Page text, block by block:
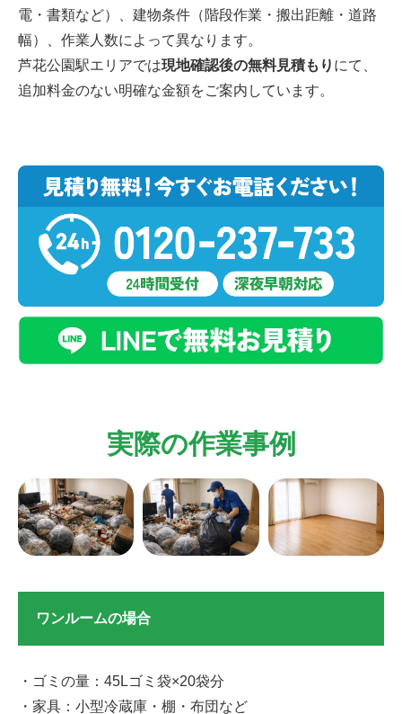
電・書類など）、建物条件（階段作業・搬出距離・道路
幅）、作業人数によって異なります。
芦花公園駅エリアでは現地確認後の無料見積もり にて、
追加料金のない明確な金額をご案内しています。
実際の作業事例
ワンルームの場合
・ゴミの量：45Lゴミ袋×20袋分
・家具：小型冷蔵庫・棚・布団など